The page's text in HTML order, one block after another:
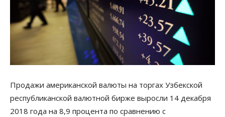
Продажи американской валюты на торгах Узбекской
республиканской валютной бирже выросли 14 декабря
2018 года на 8,9 процента по сравнению с